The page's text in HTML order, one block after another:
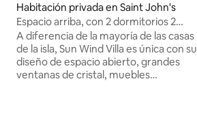
Habitación privada en Saint John's
Espacio arriba, con 2 dormitorios 2
baños, duermen 4 adultos 3 niños
A diferencia de la mayoría de las casas
de la isla, Sun Wind Villa es única con su
diseño de espacio abierto, grandes
ventanas de cristal, muebles